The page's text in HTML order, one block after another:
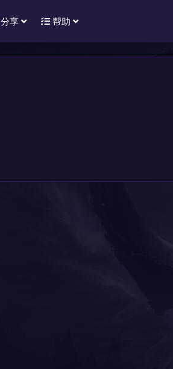
分享 帮助